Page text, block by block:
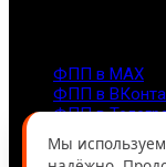
ФПП в МАХ
ФПП в
ФПП в
Москва, м.о.
7-495-127-10-
Мы